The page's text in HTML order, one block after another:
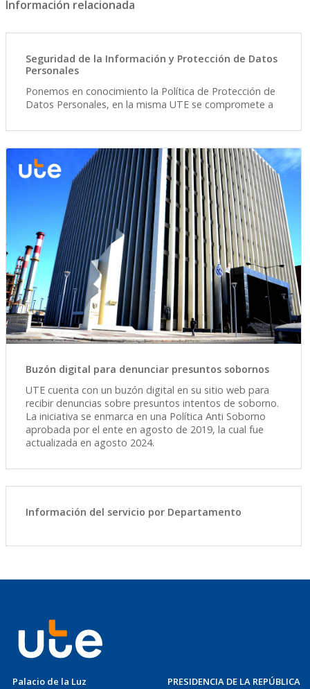
Información relacionada
Seguridad de la Información y Protección de Datos
Personales
Ponemos en conocimiento la Política de Protección de
Datos Personales, en la misma UTE se compromete a
Buzón digital para denunciar presuntos sobornos
UTE cuenta con un buzón digital en su sitio web para
recibir denuncias sobre presuntos intentos de soborno.
La iniciativa se enmarca en una Política Anti Soborno
aprobada por el ente en agosto de 2019, la cual fue
actualizada en agosto 2024.
Información del servicio por Departamento
Palacio de la Luz
PRESIDENCIA DE LA REPÚBLICA